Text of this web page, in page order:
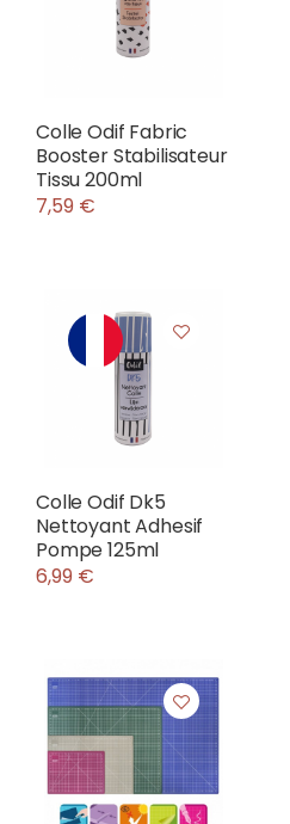
Colle Odif Fabric
Booster Stabilisateur
Tissu 200ml
7,59 €
Colle Odif Dk5
Nettoyant Adhesif
Pompe 125ml
6,99 €